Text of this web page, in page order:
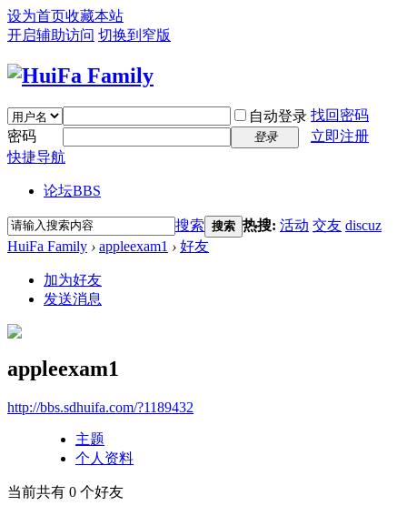
设为首页收藏本站
开启辅助访问 切换到窄版
自动登录 找回密码
密码
登录
立即注册
快捷导航
论坛BBS
搜索 搜索 热搜: 活动 交友 discuz
HuiFa Family › appleexam1 › 好友
加为好友
发送消息
appleexam1
http://bbs.sdhuifa.com/?1189432
主题
个人资料
当前共有 0 个好友